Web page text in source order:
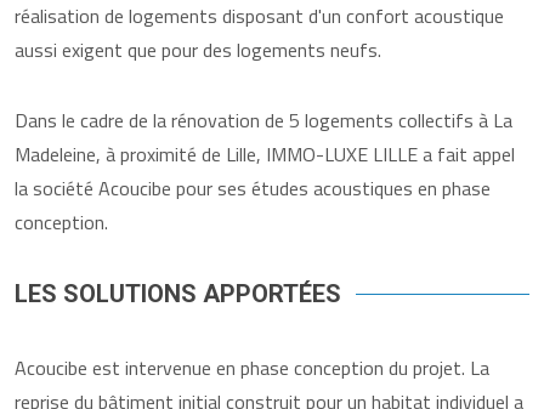
réalisation de logements disposant d'un confort acoustique
aussi exigent que pour des logements neufs.
Dans le cadre de la rénovation de 5 logements collectifs à La
Madeleine, à proximité de Lille, IMMO-LUXE LILLE a fait appel
la société Acoucibe pour ses études acoustiques en phase
conception.
LES SOLUTIONS APPORTÉES
Acoucibe est intervenue en phase conception du projet. La
reprise du bâtiment initial construit pour un habitat individuel a